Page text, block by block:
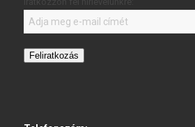
Feliratkozás